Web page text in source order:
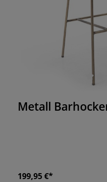
Durchschnittliche Bewertung
Metall
199,95 €*